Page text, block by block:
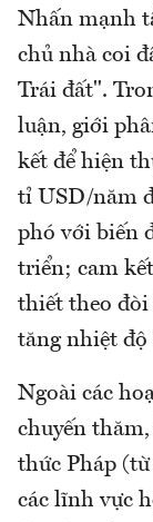
Nhấn mạnh
chủ nhà coi
Trái đất".
luận, giới
kết để hiện
tỉ USD/năm
phó với biến
triển; cam
thiết theo đòi
tăng nhiệt độ
Ngoài các
chuyến
thức Pháp (từ
các lĩnh vực